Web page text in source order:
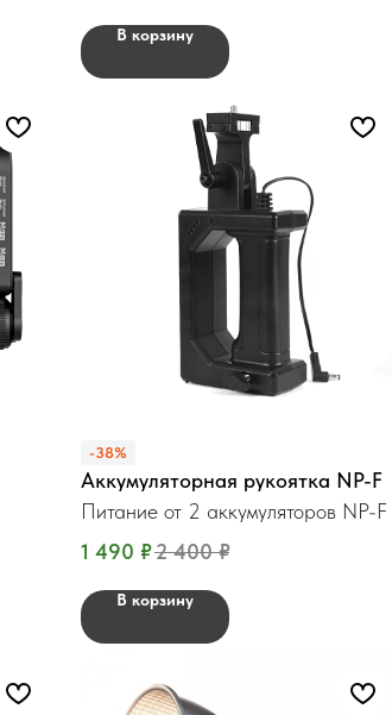
В корзину
-38%
Аккумуляторная рукоятка NP-F
Питание от 2 аккумуляторов NP-F
1 490 ₽2 400 ₽
В корзину